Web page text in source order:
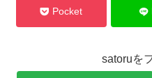
Pocket
satoruを